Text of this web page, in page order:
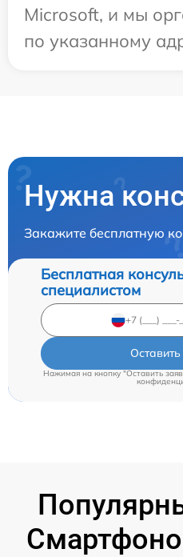
Microsoft, и мы
по указанному
Нужна
Закажите бесплатную
Бесплатная
специалистом
Нажимая на кнопку "Оставить